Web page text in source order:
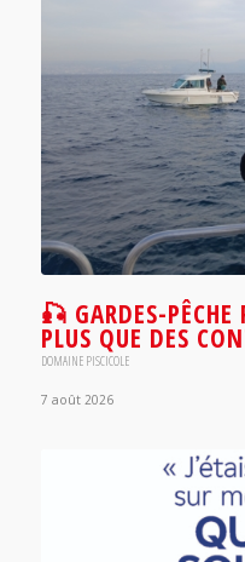
🎣 GARDES-
PLUS QUE DES
DOMAINE PISCICOLE
7 août 2026